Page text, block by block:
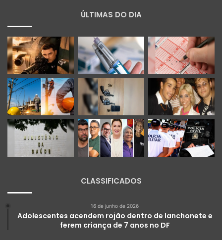
ÚLTIMAS DO DIA
CLASSIFICADOS
16 de junho de 2026
Adolescentes acendem rojão dentro de lanchonete e
ferem criança de 7 anos no DF